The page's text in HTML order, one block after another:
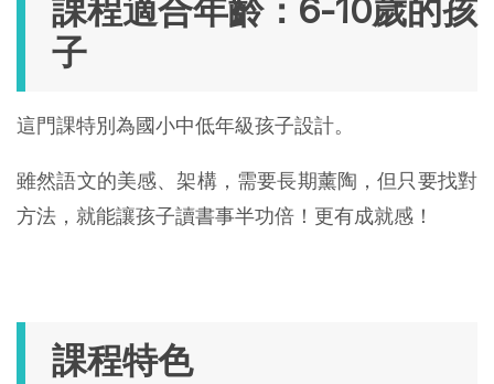
課程適合年齡：6-10歲的孩
子
這門課特別為國小中低年級孩子設計。
雖然語文的美感、架構，需要長期薰陶，但只要找對
方法，就能讓孩子讀書事半功倍！更有成就感！
課程特色